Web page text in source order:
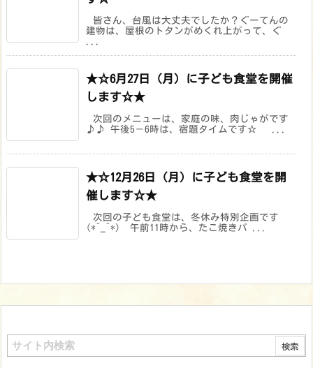
皆さん、台風は大丈夫でしたか？ぐーてんの
建物は、屋根のトタンがめくれ上がって、ぐ
...
★☆6月27日（月）に子ども食堂を開催
します☆★
次回のメニューは、家庭の味、肉じゃがです
♪♪ 午後5－6時は、宿題タイムです☆ ...
★☆12月26日（月）に子ども食堂を開
催します☆★
次回の子ども食堂は、冬休み特別企画です
(*^_^*) 午前11時から、たこ焼きパ ...